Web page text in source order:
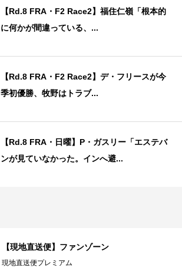
【Rd.8 FRA・F2 Race2】福住仁嶺「根本的
に何かが間違っている、...
【Rd.8 FRA・F2 Race2】デ・フリースが今
季初優勝、牧野はトラブ...
【Rd.8 FRA・日曜】P・ガスリー「エステバ
ンが見ていなかった。インへ避...
【現地直送便】ファンゾーン
現地直送便プレミアム